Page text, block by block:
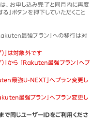
、お申し込み完了と同月内に再度
」ボタンを押下していただくこと
最強プラン」への移行は対
」は対象外です
」から 「Rakuten最強プラン」へプ
最強U-NEXT」へプラン変更し
最強プラン」へプラン変更し
で同じユーザーIDをご利用くださ